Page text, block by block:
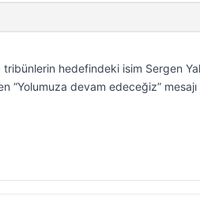
tribünlerin hedefindeki isim Sergen
“Yolumuza devam edeceğiz”